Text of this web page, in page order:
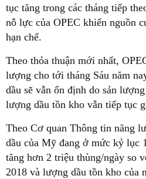
tục tăng trong các tháng tiếp
nỗ lực của OPEC khiến nguồn
hạn chế.
Theo thỏa thuận mới nhất,
lượng cho tới tháng Sáu năm
dầu sẽ vẫn ổn định do sản
lượng dầu tồn kho vẫn tiếp tục
Theo Cơ quan Thông tin năng
dầu của Mỹ đang ở mức kỷ lục
tăng hơn 2 triệu thùng/ngày so
2018 và lượng dầu tồn kho của